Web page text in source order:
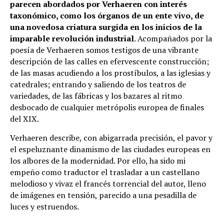
parecen abordados por Verhaeren con interés
taxonómico, como los órganos de un ente vivo, de
una novedosa criatura surgida en los inicios de la
imparable revolución industrial. Acompañados por la
poesía de Verhaeren somos testigos de una vibrante
descripción de las calles en efervescente construcción;
de las masas acudiendo a los prostíbulos, a las iglesias y
catedrales; entrando y saliendo de los teatros de
variedades, de las fábricas y los bazares al ritmo
desbocado de cualquier metrópolis europea de finales
del XIX.
Verhaeren describe, con abigarrada precisión, el pavor y
el espeluznante dinamismo de las ciudades europeas en
los albores de la modernidad. Por ello, ha sido mi
empeño como traductor el trasladar a un castellano
melodioso y vivaz el francés torrencial del autor, lleno
de imágenes en tensión, parecido a una pesadilla de
luces y estruendos.